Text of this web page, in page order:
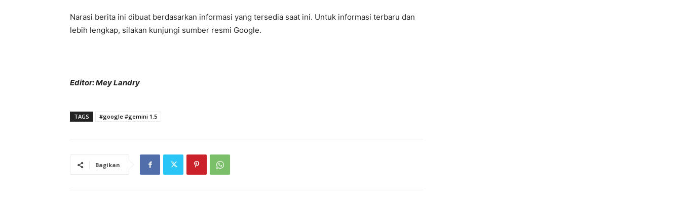
Narasi berita ini dibuat berdasarkan informasi yang tersedia saat ini. Untuk informasi terbaru dan
lebih lengkap, silakan kunjungi sumber resmi Google.
Editor: Mey Landry
TAGS #google #gemini 1.5
Bagikan